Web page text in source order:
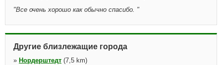
"Все очень хорошо как обычно спасибо. "
Другие близлежащие города
» Нордерштедт (7,5 km)